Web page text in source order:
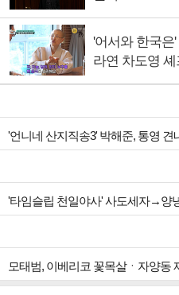
'어서와 한국
라연 차도영
'언니네 산지직송3' 박해준, 통영
'타임슬립 천일야사' 사도세자→양